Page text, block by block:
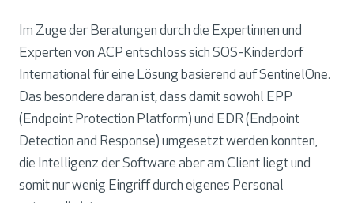
Im Zuge der Beratungen durch die Expertinnen und
Experten von ACP entschloss sich SOS-Kinderdorf
International für eine Lösung basierend auf SentinelOne.
Das besondere daran ist, dass damit sowohl EPP
(Endpoint Protection Platform) und EDR (Endpoint
Detection and Response) umgesetzt werden konnten,
die Intelligenz der Software aber am Client liegt und
somit nur wenig Eingriff durch eigenes Personal